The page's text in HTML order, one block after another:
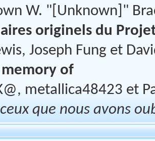
W. "[Unknown]"
originels du
Joseph Fung et
of
metallica48423 et
que nous avons